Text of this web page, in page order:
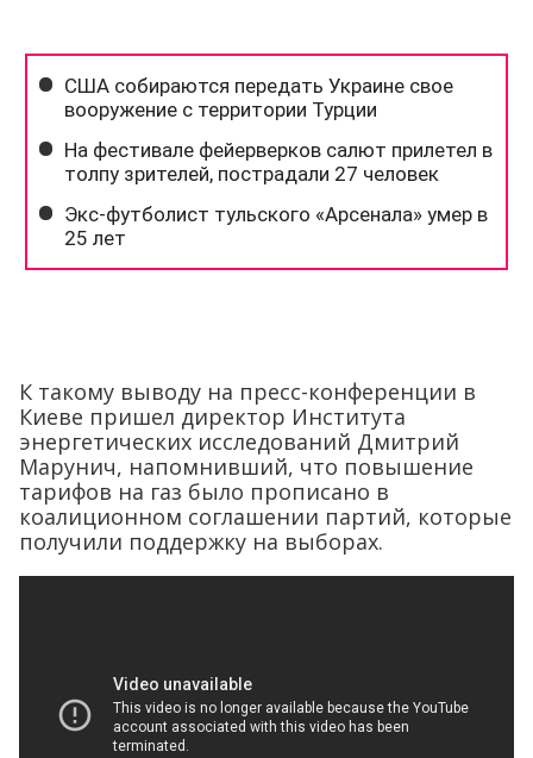
К такому выводу на пресс-конференции в
Киеве пришел директор Института
энергетических исследований Дмитрий
Марунич, напомнивший, что повышение
тарифов на газ было прописано в
коалиционном соглашении партий, которые
получили поддержку на выборах.